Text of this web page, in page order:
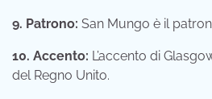
9. Patrono: San Mungo è il
10. Accento: L’accento di
del Regno Unito.